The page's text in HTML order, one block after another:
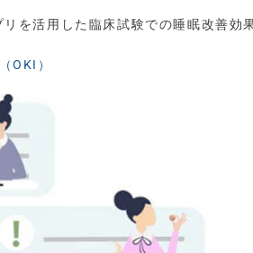
を活用した臨床試験での睡眠改善効
OKI）